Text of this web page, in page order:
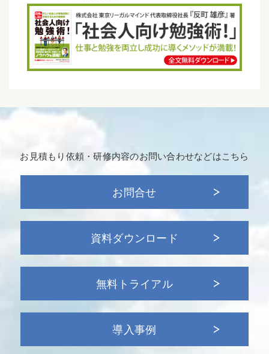
お見積もり依頼・研修内容のお問い合わせなどはこちら
お問合せ
資料ダウンロード
無料トライアル
導入事例